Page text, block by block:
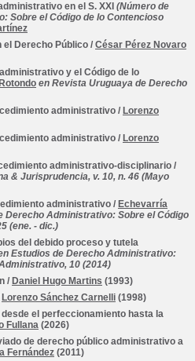
en el S. XXI (Número de
Sobre el Código de lo Contencioso
Derecho Público / César Pérez Novaro
y el Código de lo
en Revista Uruguaya de Derecho
administrativo / Lorenzo
administrativo / Lorenzo
administrativo-disciplinario /
& Jurisprudencia, v. 10, n. 46 (Mayo
administrativo / Echevarría
Derecho Administrativo: Sobre el Código
(ene. - dic.)
del debido proceso y tutela
Estudios de Derecho Administrativo:
10 (2014)
/ Daniel Hugo Martins (1993)
Lorenzo Sánchez Carnelli (1998)
el perfeccionamiento hasta la
Fullana (2026)
de derecho público administrativo a
Fernández (2011)